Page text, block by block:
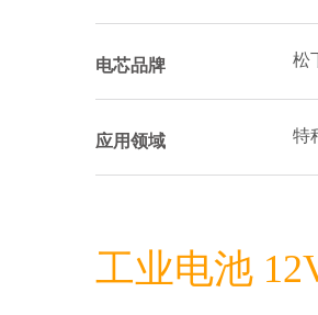
电芯品牌 松
应用领域 特
工业电池